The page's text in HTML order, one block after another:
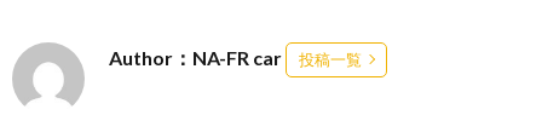
Author：NA-FR car 投稿一覧